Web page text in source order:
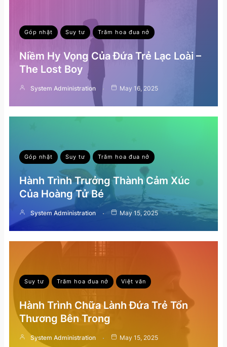
Góp nhặt Suy tư Trăm hoa đua nở
Niềm Hy Vọng Của Đứa Trẻ Lạc Loài –
The Lost Boy
System Administration May 16, 2025
Góp nhặt Suy tư Trăm hoa đua nở
Hành Trình Trưởng Thành Cảm Xúc
Của Hoàng Tử Bé
System Administration May 15, 2025
Suy tư Trăm hoa đua nở Việt văn
Hành Trình Chữa Lành Đứa Trẻ Tổn
Thương Bên Trong
System Administration May 15, 2025